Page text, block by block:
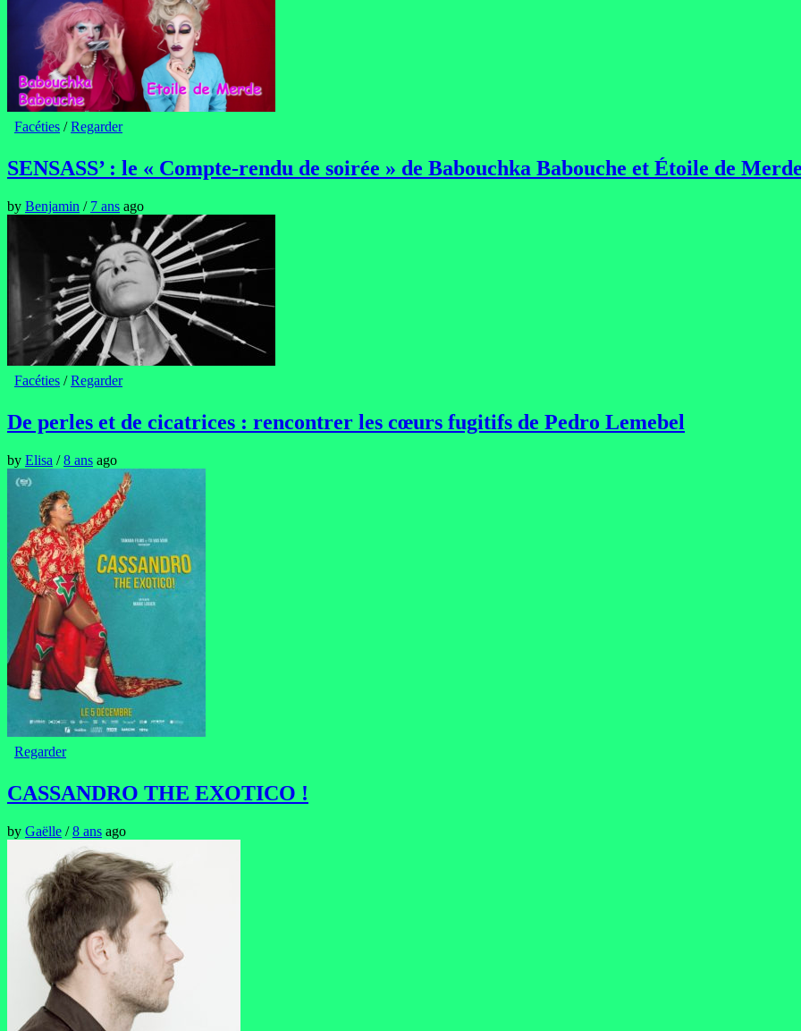
Facéties /Regarder
SENSASS’ : le « Compte-rendu de soirée » de Babouchka Babouche et Étoile de
by Benjamin / 7 ans ago
Facéties /Regarder
De perles et de cicatrices : rencontrer les cœurs fugitifs de Pedro Lemebel
by Elisa /8 ans ago
Regarder
CASSANDRO THE EXOTICO !
by Gaëlle /8 ans ago